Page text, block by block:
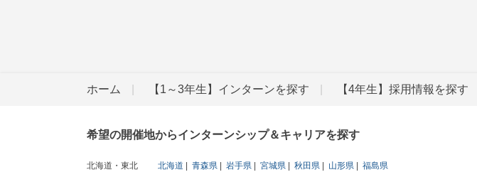
ホーム 【1～3年生】インターンを探す 【4年生】採用情報を探す
希望の開催地からインターンシップ＆キャリアを探す
北海道・東北 北海道 青森県 岩手県 宮城県 秋田県 山形県
福島県